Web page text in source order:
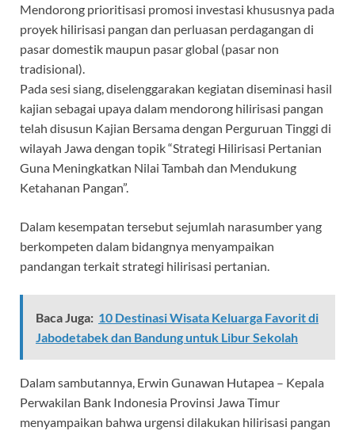
Mendorong prioritisasi promosi investasi khususnya pada
proyek hilirisasi pangan dan perluasan perdagangan di
pasar domestik maupun pasar global (pasar non
tradisional).
Pada sesi siang, diselenggarakan kegiatan diseminasi hasil
kajian sebagai upaya dalam mendorong hilirisasi pangan
telah disusun Kajian Bersama dengan Perguruan Tinggi di
wilayah Jawa dengan topik “Strategi Hilirisasi Pertanian
Guna Meningkatkan Nilai Tambah dan Mendukung
Ketahanan Pangan”.
Dalam kesempatan tersebut sejumlah narasumber yang
berkompeten dalam bidangnya menyampaikan
pandangan terkait strategi hilirisasi pertanian.
Baca Juga: 10 Destinasi Wisata Keluarga Favorit di
Jabodetabek dan Bandung untuk Libur Sekolah
Dalam sambutannya, Erwin Gunawan Hutapea – Kepala
Perwakilan Bank Indonesia Provinsi Jawa Timur
menyampaikan bahwa urgensi dilakukan hilirisasi pangan